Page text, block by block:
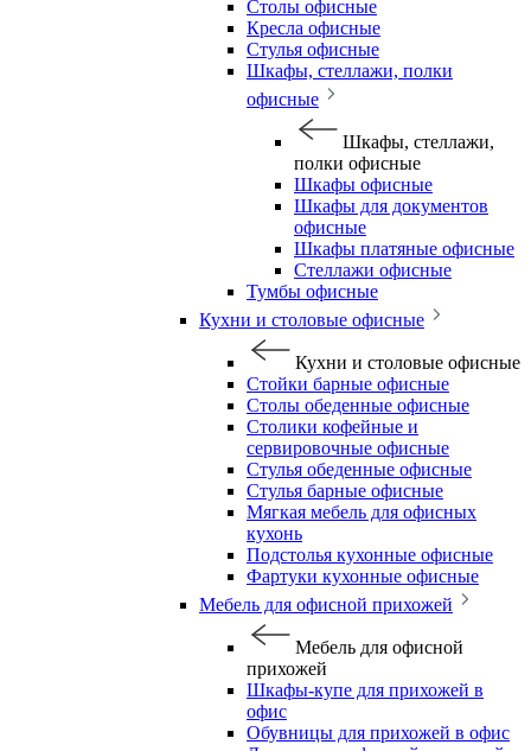
Столы офисные
Кресла офисные
Стулья офисные
Шкафы, стеллажи, полки
офисные
Шкафы, стеллажи,
полки офисные
Шкафы офисные
Шкафы для документов
офисные
Шкафы платяные офисные
Стеллажи офисные
Тумбы офисные
Кухни и столовые офисные
Кухни и столовые офисные
Стойки барные офисные
Столы обеденные офисные
Столики кофейные и
сервировочные офисные
Стулья обеденные офисные
Стулья барные офисные
Мягкая мебель для офисных
кухонь
Подстолья кухонные офисные
Фартуки кухонные офисные
Мебель для офисной прихожей
Мебель для офисной
прихожей
Шкафы-купе для прихожей в
офис
Обувницы для прихожей в офис